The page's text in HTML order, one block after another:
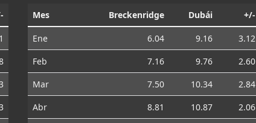
Mes Breckenridge Dubái +/-
Ene 6.04 9.16
3.12
Feb
7.16 9.76
2.60
Mar
7.50 10.34
2.84
Abr
8.81 10.87
2.06